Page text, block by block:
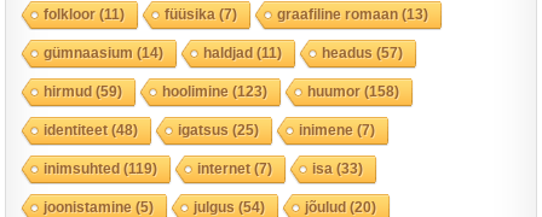
folkloor(11) füüsika (7) graafiline romaan(13)
gümnaasium (14) haldjad(11) headus (57)
hirmud(59) hoolimine (123) huumor(158)
identiteet(48) igatsus (25) inimene (7)
inimsuhted(119) internet(7) isa (33)
joonistamine (5) julgus (54) jõulud(20)